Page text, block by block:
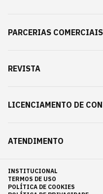
PARCERIAS COMERCIAIS
REVISTA
LICENCIAMENTO DE
ATENDIMENTO
INSTITUCIONAL
TERMOS DE USO
POLÍTICA DE COOKIES